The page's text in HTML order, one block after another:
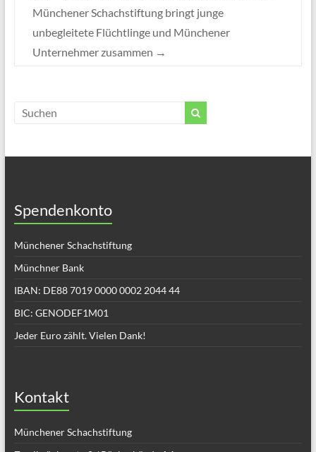
Münchener Schachstiftung bringt junge
unbegleitete Flüchtlinge und Münchener
Unternehmer zusammen →
Spendenkonto
Münchener Schachstiftung
Münchner Bank
IBAN: DE88 7019 0000 0002 2044 44
BIC: GENODEF1M01
Jeder Euro zählt. Vielen Dank!
Kontakt
Münchener Schachstiftung